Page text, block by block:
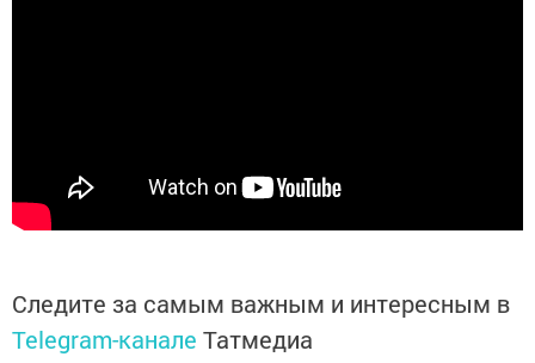
Следите за самым важным и интересным в
Telegram-канале Татмедиа